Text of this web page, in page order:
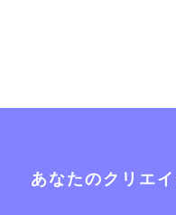
あなたのクリエ